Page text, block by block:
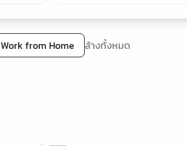
Work from Home ล้างทั้งหมด